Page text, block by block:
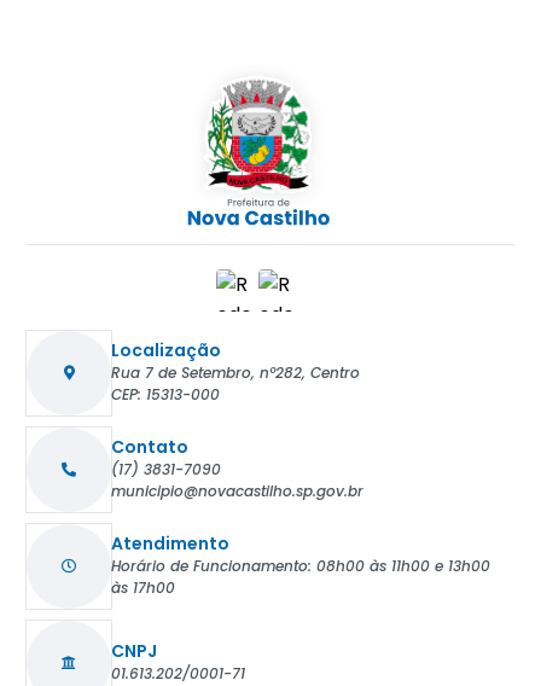
Localização
Rua 7 de Setembro, nº282, Centro
CEP: 15313-000
Contato
(17) 3831-7090
municipio@novacastilho.sp.gov.br
Atendimento
Horário de Funcionamento: 08h00 às 11h00 e 13h00
às 17h00
CNPJ
01.613.202/0001-71